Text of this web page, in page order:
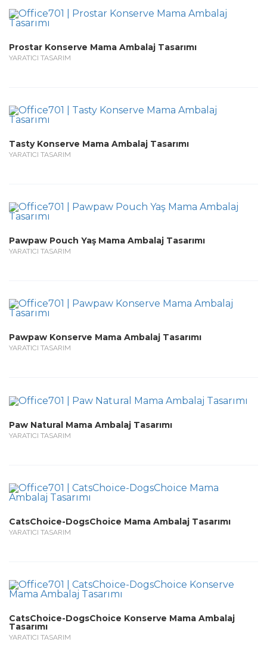
Prostar Konserve Mama Ambalaj Tasarımı
YARATICI TASARIM
Tasty Konserve Mama Ambalaj Tasarımı
YARATICI TASARIM
Pawpaw Pouch Yaş Mama Ambalaj Tasarımı
YARATICI TASARIM
Pawpaw Konserve Mama Ambalaj Tasarımı
YARATICI TASARIM
Paw Natural Mama Ambalaj Tasarımı
YARATICI TASARIM
CatsChoice-DogsChoice Mama Ambalaj Tasarımı
YARATICI TASARIM
CatsChoice-DogsChoice Konserve Mama Ambalaj
Tasarımı
YARATICI TASARIM